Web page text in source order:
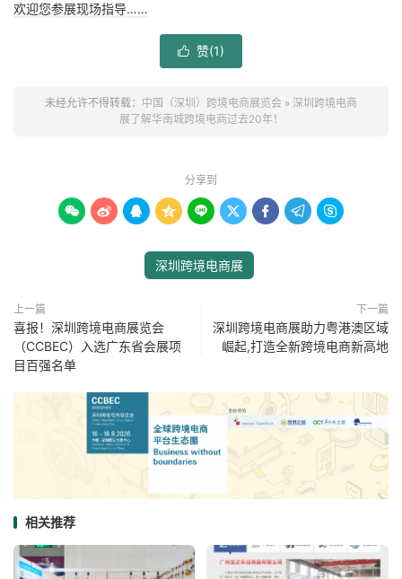
欢迎您参展现场指导……
 赞(1)
未经允许不得转载： 中国（深圳）跨境电商展览会 » 深圳跨境电商
展了解华南城跨境电商过去20年！
分享到
        
深圳跨境电商展
上一篇
喜报！深圳跨境电商展览会
（CCBEC）入选广东省会展项
目百强名单
下一篇
深圳跨境电商展助力粤港澳区域
崛起,打造全新跨境电商新高地
相关推荐